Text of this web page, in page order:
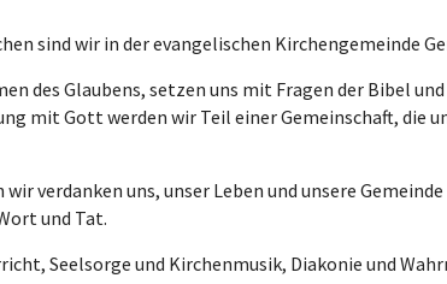
sind wir in der evangelischen Kirchengemeinde
des Glaubens, setzen uns mit Fragen der Bibel
mit Gott werden wir Teil einer Gemeinschaft, die
verdanken uns, unser Leben und unsere
und Tat.
Seelsorge und Kirchenmusik, Diakonie und